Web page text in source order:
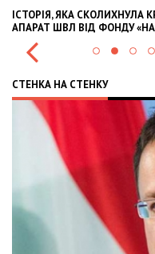
МАРК ОТРИМАВ
OLEKSII
СТЕНКА НА СТЕНКУ